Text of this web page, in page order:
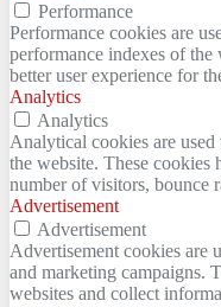
Performance
Performance cookies are
performance indexes of
better user experience for
Analytics
Analytics
Analytical cookies are
the website. These
number of visitors, bounce
Advertisement
Advertisement
Advertisement cookies are
and marketing campaigns.
websites and collect